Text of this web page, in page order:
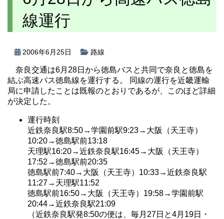
線運行
2006年6月25日 路線
奈良交通は6月28日から徳島バスと共同で奈良と徳島を
結ぶ高速バス徳島線を運行する。 同線の運行を近畿運輸
局に申請したことは既報のとおりであるが、このほど詳細
が決定した。
運行時刻
近鉄奈良駅8:50→学園前駅9:23→大阪（天王寺）
10:20→徳島駅前13:18
天理駅16:20→近鉄奈良駅16:45→大阪（天王寺）
17:52→徳島駅前20:35
徳島駅前7:40→大阪（天王寺）10:33→近鉄奈良駅
11:27→天理駅11:52
徳島駅前16:50→大阪（天王寺）19:58→学園前駅
20:44→近鉄奈良駅21:09
（近鉄奈良駅発8:50の便は、毎月27日と4月19日・